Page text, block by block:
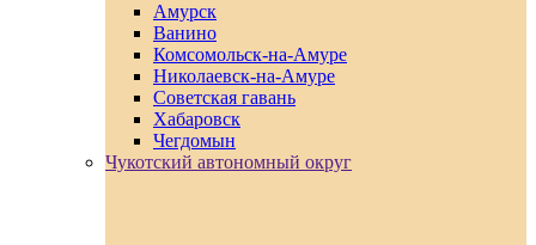
Амурск
Ванино
Комсомольск-на-Амуре
Николаевск-на-Амуре
Советская гавань
Хабаровск
Чегдомын
Чукотский автономный округ